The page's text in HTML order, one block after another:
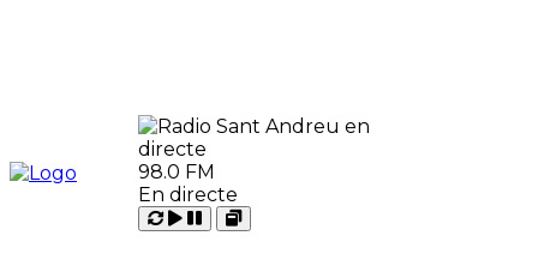
98.0 FM
En directe
Carregant
Reproduir
Pausar
Open